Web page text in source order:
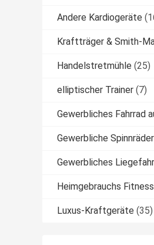
Andere Kardiogeräte
Kraftträger & Smith-
Handelstretmühle (25)
elliptischer Trainer (7)
Gewerbliches Fahrrad
Gewerbliche Spinnräder
Gewerbliches
Heimgebrauchs
Luxus-Kraftgeräte (35)